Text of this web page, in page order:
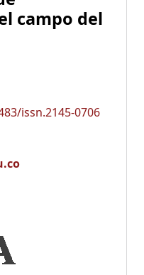
campo del
issn.2145-0706